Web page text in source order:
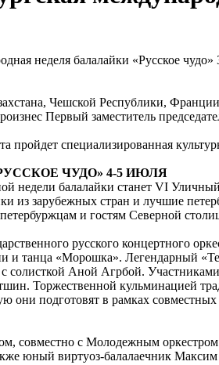
Чешской Республики,
Первый заместитель
специализированная
ЧУДО» 4-5 ИЮЛЯ
недели балалайки станет VI
из зарубежных стран и лучшие
и гостям Северной
русского концертного
и танца «Морошка». Легендарный
солисткой Аной Агрбой.
Торжественной кульминацией
они подготовят в рамках
совместно с Молодежным
юный виртуоз-балалаечник Максим